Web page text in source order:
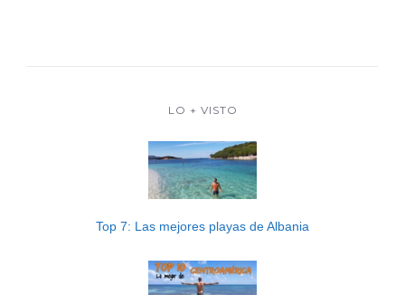
LO + VISTO
Top 7: Las mejores playas de Albania